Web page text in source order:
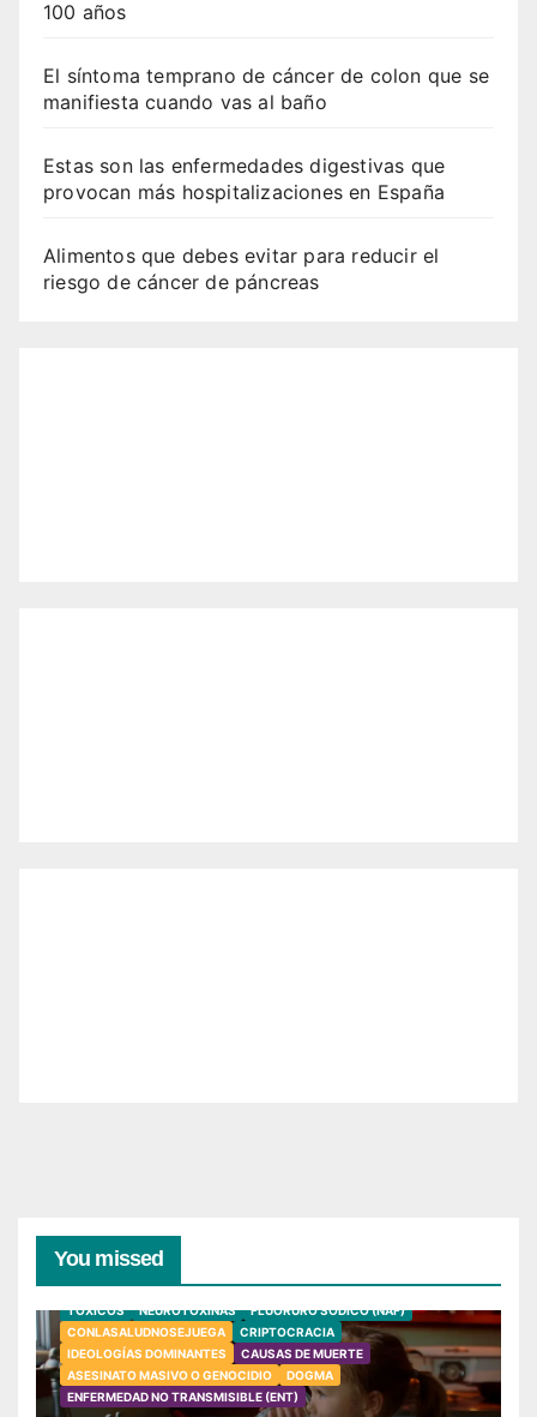
100 años
El síntoma temprano de cáncer de colon que se
manifiesta cuando vas al baño
Estas son las enfermedades digestivas que
provocan más hospitalizaciones en España
Alimentos que debes evitar para reducir el
riesgo de cáncer de páncreas
You missed
TÓXICOS NEUROTOXINAS
FLUORURO SÓDICO (NAF)
CONLASALUDNOSEJUEGA
CRIPTOCRACIA
IDEOLOGÍAS DOMINANTES
CAUSAS DE MUERTE
ASESINATO MASIVO O GENOCIDIO
DOGMA
ENFERMEDAD NO TRANSMISIBLE (ENT)